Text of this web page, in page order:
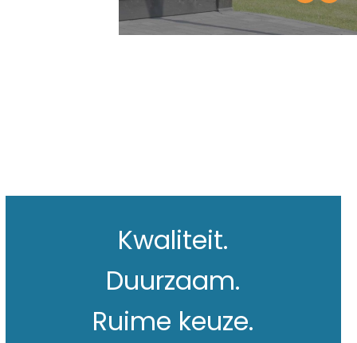
Kwaliteit.
Duurzaam.
Ruime keuze.